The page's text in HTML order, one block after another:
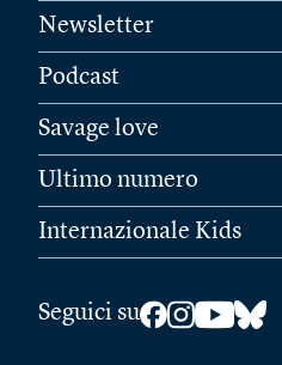
Newsletter
Podcast
Savage love
Ultimo numero
Internazionale Kids
Seguici su